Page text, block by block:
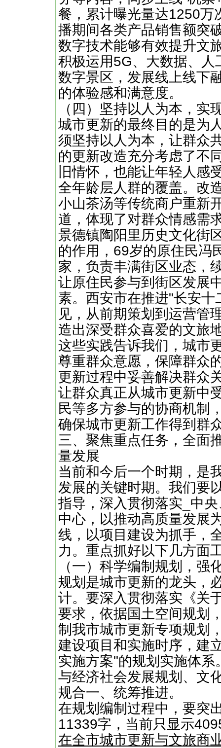
餐，累计曝光量达1250万
播期间各类产品销售额突
数字技术能够有效提升文
积极运用5G、大数据、
数字景区，发展线上线下
的体验感和满意度。
（四）坚持以人为本，实
城市更新的最终目的是为
须坚持以人为本，让群众
的更新改造充分考虑了不
旧情怀，也能让年轻人感
全年龄层人群的覆盖。改
小山茶汤等传统商户重新
道，体现了对群众情感需
景德镇陶阳里历史文化街
的作用，69岁的原住民冯
家，负责丰满街区业态，
让原住民参与到街区发展
素。西安市在推进"长安
见，从前期策划到运营管
造出深受群众喜爱的文旅
这些实践告诉我们，城市
尊重群众意愿，保障群众
更新过程中妥善解决群众
让群众真正从城市更新中
民等多方参与的协商机制
确保城市更新工作得到群
三、聚焦重点任务，全面
量发展
当前和今后一个时期，是
发展的关键时期。我们要
指导，深入贯彻落实_中
中心，以推动高质量发展
线，以项目建设为抓手，
力。重点抓好以下几方面
（一）科学编制规划，强
规划是城市更新的龙头，
计。要深入贯彻落实《关
要求，依据国土空间规划
制我市城市更新专项规划
建设项目和实施时序，
实施方案"的规划实施体
与经济社会发展规划、文
规合一、统筹推进。
在规划编制过程中，要
11339字，当前只显示
在全市城市更新与文旅商